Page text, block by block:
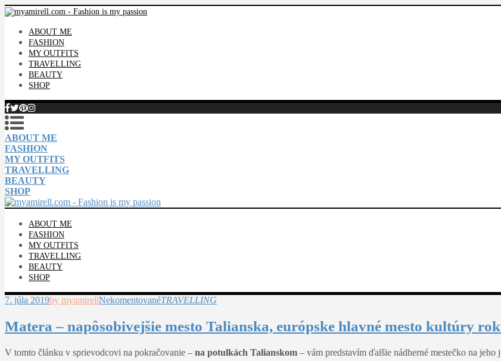
ABOUT ME
FASHION
MY OUTFITS
TRAVELLING
BEAUTY
SHOP
ABOUT ME
FASHION
MY OUTFITS
TRAVELLING
BEAUTY
SHOP
ABOUT ME
FASHION
MY OUTFITS
TRAVELLING
BEAUTY
SHOP
7. júla 2019by myamirellNekomentovanéTRAVELLING
Matera – napôsobivejšie mesto Talianska, európske hlavné mesto kultúry
V tomto článku v sprievodcovi na pokračovanie – na potulkách Talianskom – vám predstavím ďalšie nádherné mestečko na